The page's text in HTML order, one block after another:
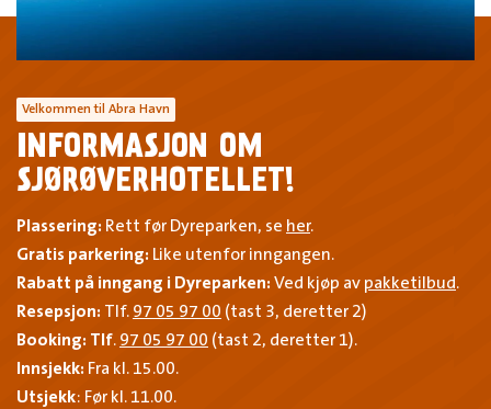
Velkommen til Abra Havn
INFORMASJON OM
SJØRØVERHOTELLET!
Plassering: Rett før Dyreparken, se her.
Gratis parkering: Like utenfor inngangen.
Rabatt på inngang i Dyreparken: Ved kjøp av pakketilbud.
Resepsjon: Tlf. 97 05 97 00 (tast 3, deretter 2)
Booking: Tlf. 97 05 97 00 (tast 2, deretter 1).
Innsjekk: Fra kl. 15.00.
Utsjekk: Før kl. 11.00.